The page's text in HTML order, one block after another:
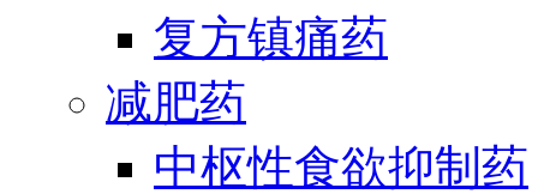
复方镇痛药
减肥药
中枢性食欲抑制药